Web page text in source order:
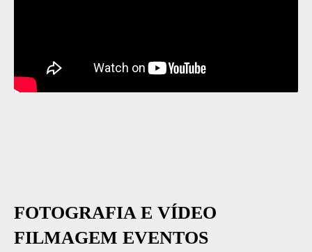
FOTOGRAFIA E VÍDEO
FILMAGEM EVENTOS